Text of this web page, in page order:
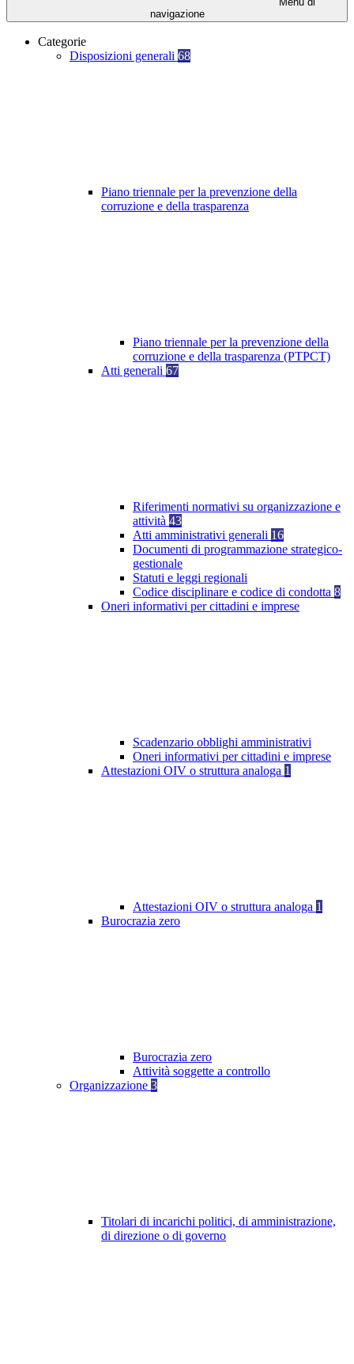
navigazione
Categorie
Disposizioni generali 68
Piano triennale per la prevenzione della
corruzione e della trasparenza
Piano triennale per la prevenzione della
corruzione e della trasparenza (PTPCT)
Atti generali 67
Riferimenti normativi su organizzazione e
attività 43
Atti amministrativi generali 16
Documenti di programmazione strategico-
gestionale
Statuti e leggi regionali
Codice disciplinare e codice di condotta 8
Oneri informativi per cittadini e imprese
Scadenzario obblighi amministrativi
Oneri informativi per cittadini e imprese
Attestazioni OIV o struttura analoga 1
Attestazioni OIV o struttura analoga 1
Burocrazia zero
Burocrazia zero
Attività soggette a controllo
Organizzazione 3
Titolari di incarichi politici, di amministrazione,
di direzione o di governo